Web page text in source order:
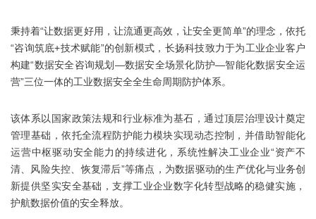
秉持着“让数据更好用，让流通更高效，让安全更简单”的理念，依托
“咨询筑底+技术赋能”的创新模式，长扬科技致力于为工业企业客户
构建“数据安全咨询规划—数据安全场景化防护—智能化数据安全运
营”三位一体的工业数据安全全生命周期防护体系。
该体系以国家政策法规和行业标准为基石，通过顶层治理设计奠定
管理基础，依托全流程防护能力模块实现动态控制，并借助智能化
运营中枢驱动安全能力的持续进化，系统性解决工业企业“资产不
清、风险失控、恢复滞后”等痛点，为数据驱动的生产优化与业务创
新提供坚实安全基础，支撑工业企业数字化转型战略的稳健实施，
护航数据价值的安全释放。